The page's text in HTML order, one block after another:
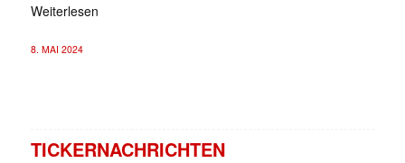
Weiterlesen
8. MAI 2024
TICKERNACHRICHTEN